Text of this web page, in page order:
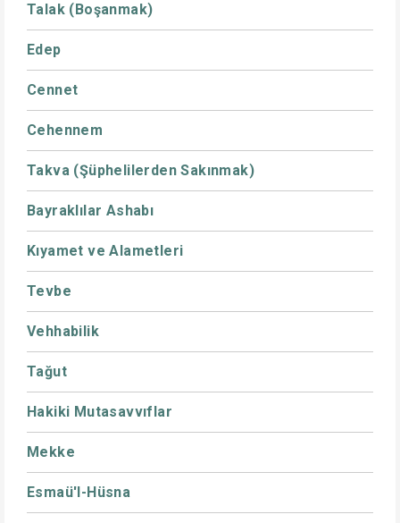
Talak (Boşanmak)
Edep
Cennet
Cehennem
Takva (Şüphelilerden Sakınmak)
Bayraklılar Ashabı
Kıyamet ve Alametleri
Tevbe
Vehhabilik
Tağut
Hakiki Mutasavvıflar
Mekke
Esmaü'l-Hüsna